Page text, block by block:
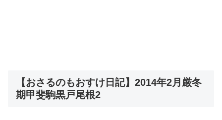
【おさるのもおすけ日記】2014年2月厳冬
期甲斐駒黒戸尾根2